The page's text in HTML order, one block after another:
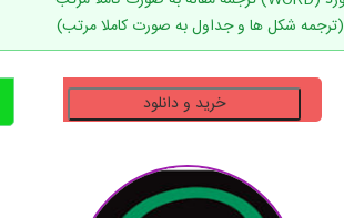
(ترجمه شکل ها و جداول به صورت کاملا مرتب)
دانلود
ترجمه
تعریف
IFAC
خرید و دانلود